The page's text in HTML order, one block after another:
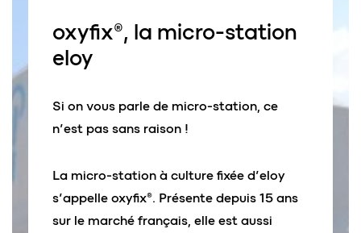
oxyfix®, la micro-station
eloy
Si on vous parle de micro-station, ce
n’est pas sans raison !
La micro-station à culture fixée d’eloy
s’appelle oxyfix®. Présente depuis 15 ans
sur le marché français, elle est aussi